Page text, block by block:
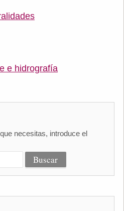
e hidrografía
necesitas, introduce el